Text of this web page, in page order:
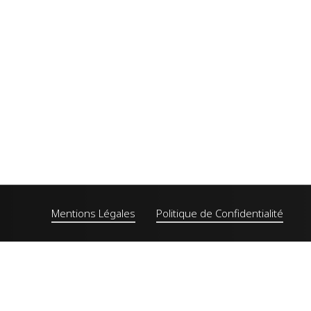
Mentions Légales Politique de Confidentialité